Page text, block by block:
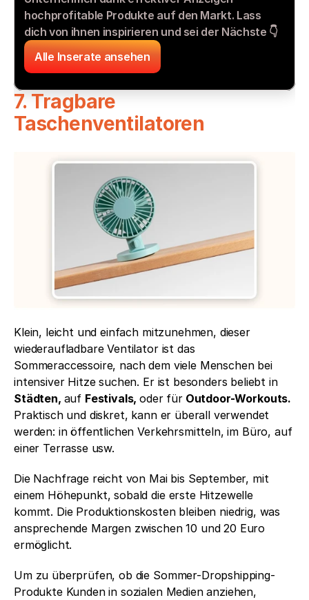
hochprofitable Produkte auf den Markt. Lass
dich von ihnen inspirieren und sei der Nächste 👇
Alle Inserate ansehen
7. Tragbare
Taschenventilatoren
Klein, leicht und einfach mitzunehmen, dieser
wiederaufladbare Ventilator ist das
Sommeraccessoire, nach dem viele Menschen bei
intensiver Hitze suchen. Er ist besonders beliebt in
Städten, auf Festivals, oder für
Praktisch und diskret, kann er überall verwendet
werden: in öffentlichen Verkehrsmitteln, im Büro, auf
einer Terrasse usw.
Die Nachfrage reicht von Mai bis September, mit
einem Höhepunkt, sobald die erste Hitzewelle
kommt. Die Produktionskosten bleiben niedrig, was
ansprechende Margen zwischen 10 und 20 Euro
ermöglicht.
Um zu überprüfen, ob die Sommer-Dropshipping-
Produkte Kunden in sozialen Medien anziehen,